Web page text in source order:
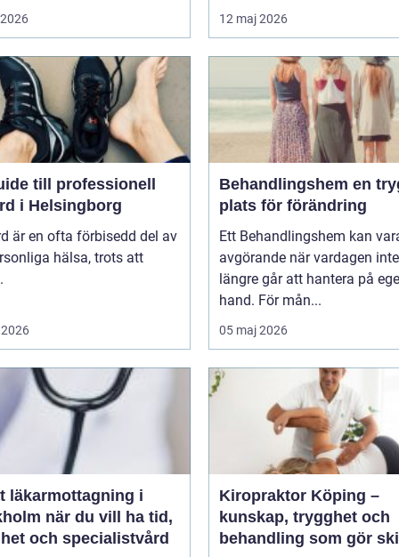
12 maj 2026
till professionell
i Helsingborg
är en ofta förbisedd del av
hälsa, trots att
Behandlingshem en trygg
plats för förändring
Ett Behandlingshem kan
avgörande när vardagen inte
längre går att hantera på
hand. För mån...
05 maj 2026
läkarmottagning i
vill ha tid,
och specialistvård
Kiropraktor Köping –
kunskap, trygghet och
behandling som gör